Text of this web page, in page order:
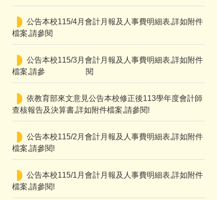
公告本校115/4月會計月報及人事費明細表,詳如附件
檔案,請參閱
公告本校115/3月會計月報及人事費明細表,詳如附件
檔案,請參 閱
依教育部來文意見公告本校修正後113學年度會計師
查核報告及決算書,詳如附件檔案,請參閱!
公告本校115/2月會計月報及人事費明細表,詳如附件
檔案,請參閱!
公告本校115/1月會計月報及人事費明細表,詳如附件
檔案,請參閱!